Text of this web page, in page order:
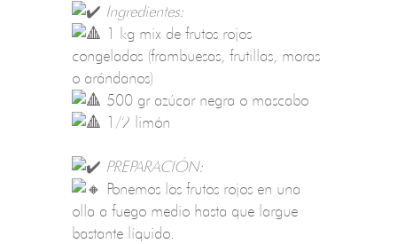
Ingredientes:
1 kg mix de frutos rojos
congelados (frambuesas, frutillas, moras
o arándanos)
500 gr azúcar negra o mascabo
1/2 limón
PREPARACIÓN:
Ponemos los frutos rojos en una
olla a fuego medio hasta que largue
bastante líquido.